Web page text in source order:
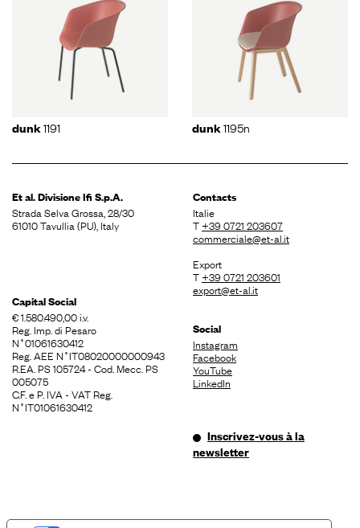
dunk1191 dunk1195n
Et al. DivisioneIfi S.p.A.
Strada Selva Grossa, 28/30
61010 Tavullia (PU), Italy
Capital Social
€ 1.580.490,00 i.v.
Reg. Imp. di Pesaro
N˚01061630412
Reg. AEE N˚IT08020000000943
R.EA. PS 105724 - Cod. Mecc. PS
005075
C.F. e P. IVA - VAT Reg.
N˚IT01061630412
Contacts
Italie
T+39 0721 203607
commerciale@et-al.it
Export
T+39 0721 203601
export@et-al.it
Social
Instagram
Facebook
YouTube
LinkedIn
Inscrivez-vous à la
newsletter